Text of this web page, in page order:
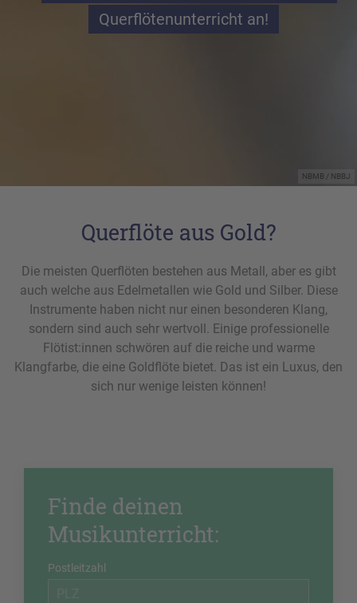
NBMB / NBBJ
Querflötenunterricht an!
Querflöte aus Gold?
Die meisten Querflöten bestehen aus Metall, aber es gibt
auch welche aus Edelmetallen wie Gold und Silber. Diese
Instrumente haben nicht nur einen besonderen Klang,
sondern sind auch sehr wertvoll. Einige professionelle
Flötist:innen schwören auf die reiche und warme
Klangfarbe, die eine Goldflöte bietet. Das ist ein Luxus, den
sich nur wenige leisten können!
Finde deinen
Musikunterricht:
Postleitzahl